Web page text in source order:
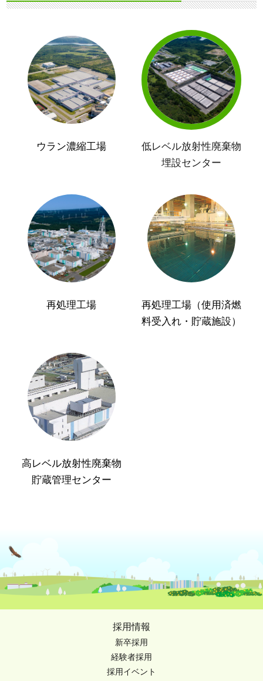
ウラン濃縮工場
低レベル放射性廃棄物
埋設センター
再処理工場
再処理工場（使用済燃
料受入れ・貯蔵施設）
高レベル放射性廃棄物
貯蔵管理センター
採用情報
新卒採用
経験者採用
採用イベント